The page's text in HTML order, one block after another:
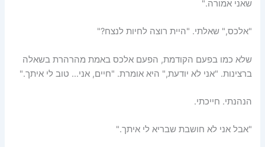
שאני אמורה."
"אלכס," שאלתי. "היית רוצה לחיות לנצח?"
שלא כמו בפעם הקודמת, הפעם אלכס באמת מהרהרת בשאלה
ברצינות. "אני לא יודעת," היא אומרת. "חיים, אני… טוב לי איתך."
הנהנתי. חייכתי.
"אבל אני לא חושבת שבריא לי איתך."